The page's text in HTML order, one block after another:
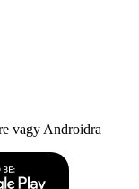
vagy Androidra